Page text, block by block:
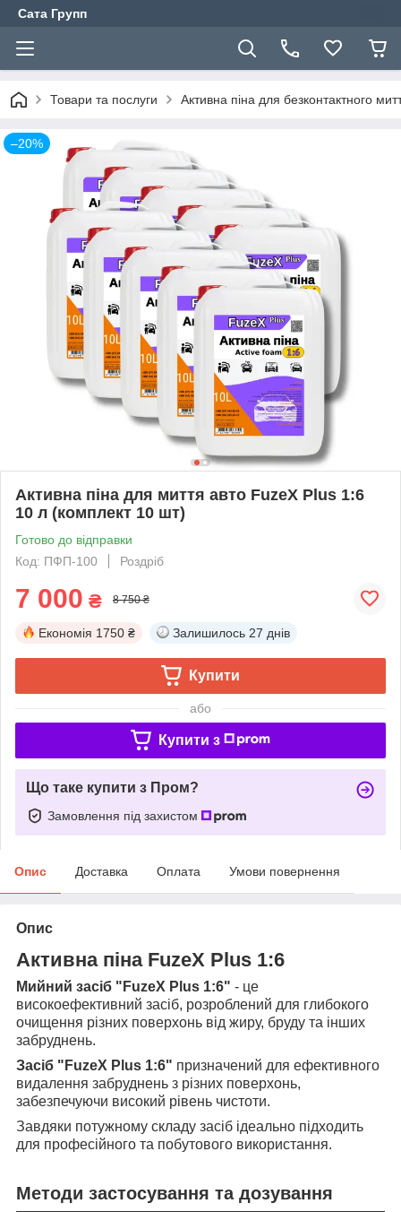
Сата Групп
Товари та послуги Активна піна для безконтактного
–20%
Активна піна для миття авто FuzeX Plus 1:6
10 л (комплект 10 шт)
Готово до відправки
Код: ПФП-100
Роздріб
7 000 ₴ 8 750 ₴
Економія 1750 ₴ Залишилось 27 днів
Купити
або
Купити з
Що таке купити з Пром?
Замовлення під захистом
Опис Доставка Оплата Умови повернення
Опис
Активна піна FuzeX Plus 1:6
Мийний засіб "FuzeX Plus 1:6" - це
високоефективний засіб, розроблений для глибокого
очищення різних поверхонь від жиру, бруду та інших
забруднень.
Засіб "FuzeX Plus 1:6" призначений для ефективного
видалення забруднень з різних поверхонь,
забезпечуючи високий рівень чистоти.
Завдяки потужному складу засіб ідеально підходить
для професійного та побутового використання.
Методи застосування та дозування